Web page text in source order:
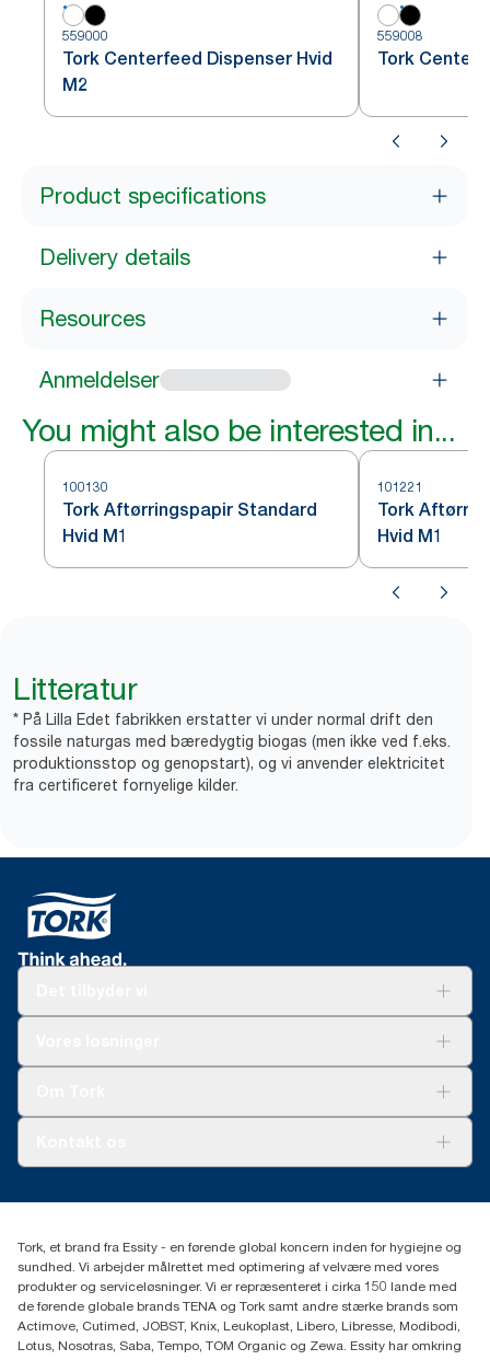
559000
Tork Centerfeed Dispenser Hvid
M2
559008
Tork
Product specifications
Delivery details
Resources
Anmeldelser
You might also be interested in...
100130
Tork Aftørringspapir Standard
Hvid M1
101221
Tork
Hvid M1
Litteratur
* På Lilla Edet fabrikken erstatter vi under normal drift den
fossile naturgas med bæredygtig biogas (men ikke ved f.eks.
produktionsstop og genopstart), og vi anvender elektricitet
fra certificeret fornyelige kilder.
Smiley-rapport
(+45) 48 16 82 44
Professional Hygiene
Gydevang 33
DK-3450 Allerød
Tork, et brand fra Essity - en førende global koncern inden for hygiejne og
sundhed. Vi arbejder målrettet med optimering af velvære med vores
produkter og serviceløsninger. Vi er repræsenteret i cirka 150 lande med
de førende globale brands TENA og Tork samt andre stærke brands som
Actimove, Cutimed, JOBST, Knix, Leukoplast, Libero, Libresse, Modibodi,
Lotus, Nosotras, Saba, Tempo, TOM Organic og Zewa. Essity har omkring